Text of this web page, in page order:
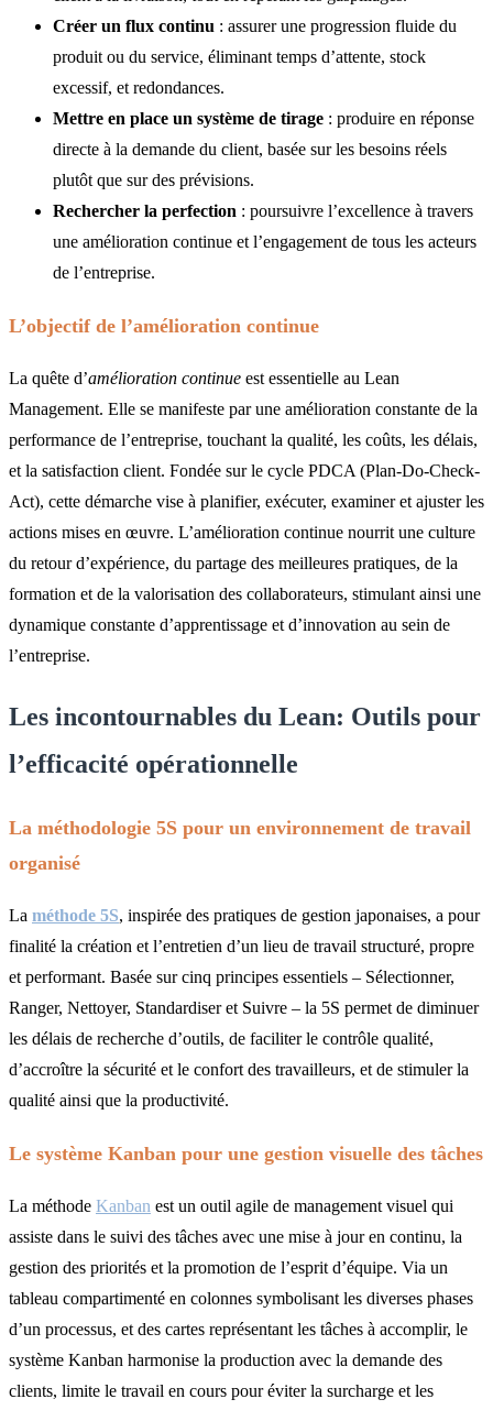
Créer un flux continu : assurer une progression fluide du
produit ou du service, éliminant temps d’attente, stock
excessif, et redondances.
Mettre en place un système de tirage : produire en réponse
directe à la demande du client, basée sur les besoins réels
plutôt que sur des prévisions.
Rechercher la perfection : poursuivre l’excellence à travers
une amélioration continue et l’engagement de tous les acteurs
de l’entreprise.
L’objectif de l’amélioration continue
La quête d’amélioration continue est essentielle au Lean
Management. Elle se manifeste par une amélioration constante de la
performance de l’entreprise, touchant la qualité, les coûts, les délais,
et la satisfaction client. Fondée sur le cycle PDCA (Plan-Do-Check-
Act), cette démarche vise à planifier, exécuter, examiner et ajuster les
actions mises en œuvre. L’amélioration continue nourrit une culture
du retour d’expérience, du partage des meilleures pratiques, de la
formation et de la valorisation des collaborateurs, stimulant ainsi une
dynamique constante d’apprentissage et d’innovation au sein de
l’entreprise.
Les incontournables du Lean: Outils pour
l’efficacité opérationnelle
La méthodologie 5S pour un environnement de travail
organisé
La méthode 5S, inspirée des pratiques de gestion japonaises, a pour
finalité la création et l’entretien d’un lieu de travail structuré, propre
et performant. Basée sur cinq principes essentiels – Sélectionner,
Ranger, Nettoyer, Standardiser et Suivre – la 5S permet de diminuer
les délais de recherche d’outils, de faciliter le contrôle qualité,
d’accroître la sécurité et le confort des travailleurs, et de stimuler la
qualité ainsi que la productivité.
Le système Kanban pour une gestion visuelle des tâches
La méthode Kanban est un outil agile de management visuel qui
assiste dans le suivi des tâches avec une mise à jour en continu, la
gestion des priorités et la promotion de l’esprit d’équipe. Via un
tableau compartimenté en colonnes symbolisant les diverses phases
d’un processus, et des cartes représentant les tâches à accomplir, le
système Kanban harmonise la production avec la demande des
clients, limite le travail en cours pour éviter la surcharge et les